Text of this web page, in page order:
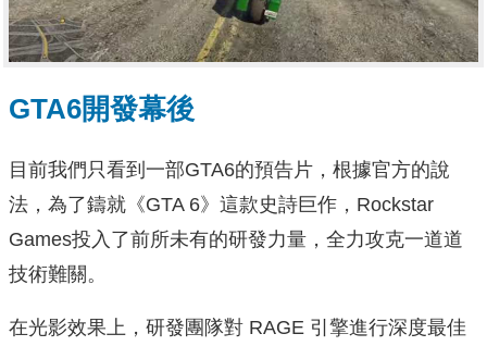
GTA6開發幕後
目前我們只看到一部GTA6的預告片，根據官方的說
法，為了鑄就《GTA 6》這款史詩巨作，Rockstar
Games投入了前所未有的研發力量，全力攻克一道道
技術難關。
在光影效果上，研發團隊對 RAGE 引擎進行深度最佳